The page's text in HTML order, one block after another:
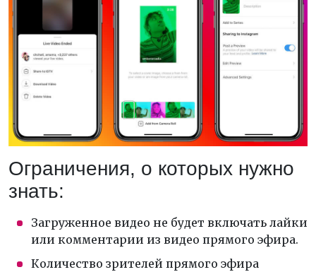
Ограничения, о которых нужно
знать:
Загруженное видео не будет включать лайки
или комментарии из видео прямого эфира.
Количество зрителей прямого эфира